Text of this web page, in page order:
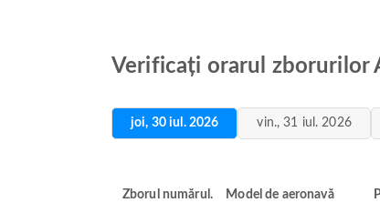
Verificați orarul zborurilor
joi, 30 iul. 2026 vin., 31 iul. 2026
Zborul numărul. Model de aeronavă